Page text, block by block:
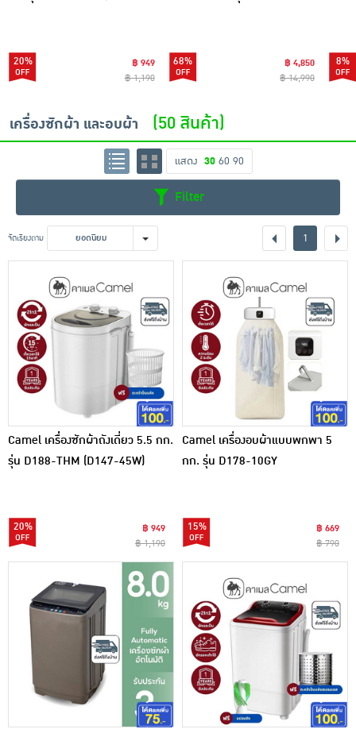
20%
฿ 949
฿ 1,190
68%
฿ 4,850
฿ 14,990
8%
เครื่องซักผ้า และอบผ้า (50 สินค้า)
แสดง 30 60 90
Filter
จัดเรียงตาม ยอดนิยม 1
Camel เครื่่องซักผ้าถังเดี่ยว 5.5 กก.
รุ่น D188-THM (D147-45W)
20%
฿ 949
฿ 1,190
Camel เครื่องอบผ้าแบบพกพา 5
กก. รุ่น D178-10GY
15%
฿ 669
฿ 790